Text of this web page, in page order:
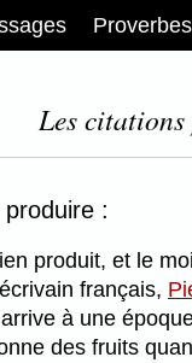
Proverbes
Les
:
produit, et le
français,
à une
des fruits